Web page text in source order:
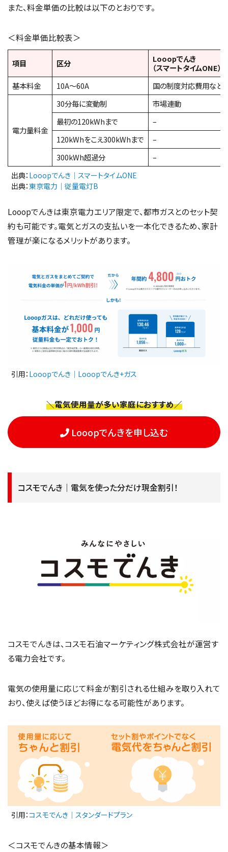
また、料金単価の比較は以下のとおりです。
＜料金単価比較表＞
項目 区分
Looopでんき
（スマートタイムONE）
基本料金
10A～60A 国の制度対応費用など
電力量料金
30分毎に変動制
市場連動
最初の120kWhまで
–
120kWhをこえ300kWhまで
–
300kWh超過分
–
出典： Looopでんき｜スマートタイムONE
出典：東京電力｜従量電灯B
Looopでんきは東京電力エリア限定で、都市ガスとのセット契
約も可能です。電気とガスの支払いを一本化できるため、家計
管理が楽になるメリットがあります。
引用： Looopでんき｜Looopでんき+ガス
＼電気使用量が多い家庭におすすめ／
Looopでんきを申し込む
コスモでんき｜電気を使った分だけ現金割引！
コスモでんきは、コスモ石油マーケティング株式会社が運営す
る電力会社です。
電気の使用量に応じて料金が割引される仕組みを取り入れて
おり、使えば使うほどお得になる可能性があります。
引用：コスモでんき｜スタンダードプラン
＜コスモでんきの基本情報＞